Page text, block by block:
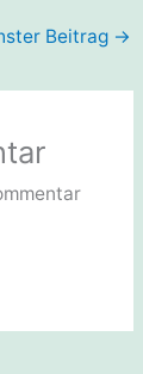
Beitrag →